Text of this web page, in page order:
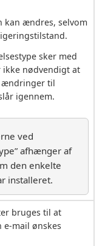
kan ændres, selvom
sker med
ikke nødvendigt at
ændringer til
igennem.
ved
afhænger af
den enkelte
installeret.
bruges til at
mail ønskes